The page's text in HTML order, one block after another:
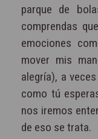
parque de
comprendas que
emociones
mover mis
alegría), a
como tú
nos iremos
de eso se trata.